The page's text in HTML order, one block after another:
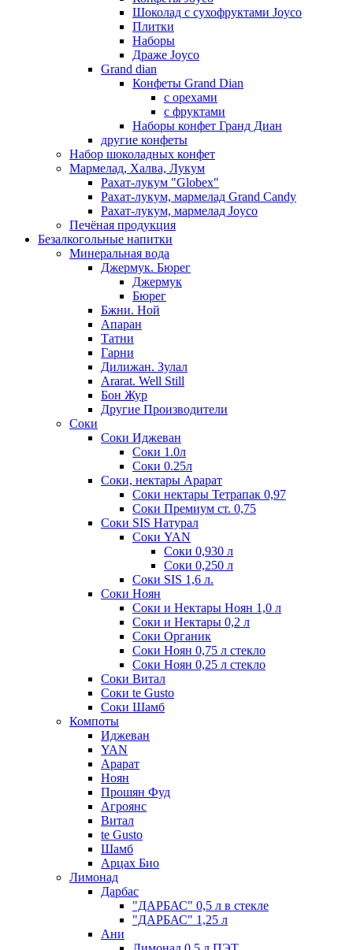
Шоколад с сухофруктами Joyco
Плитки
Наборы
Драже Joyco
Grand dian
Конфеты Grand Dian
с орехами
с фруктами
Наборы конфет Гранд Диан
другие конфеты
Набор шоколадных конфет
Мармелад, Халва, Лукум
Рахат-лукум "Globex"
Рахат-лукум, мармелад Grand Candy
Рахат-лукум, мармелад Joyco
Печёная продукция
Безалкогольные напитки
Минеральная вода
Джермук. Бюрег
Джермук
Бюрег
Бжни. Ной
Апаран
Татни
Гарни
Дилижан. Зулал
Ararat. Well Still
Бон Жур
Другие Производители
Соки
Соки Иджеван
Соки 1.0л
Соки 0.25л
Соки, нектары Арарат
Соки нектары Тетрапак 0,97
Соки Премиум ст. 0,75
Соки SIS Натурал
Соки YAN
Соки 0,930 л
Соки 0,250 л
Соки SIS 1,6 л.
Соки Ноян
Соки и Нектары Ноян 1,0 л
Соки и Нектары 0,2 л
Соки Органик
Соки Ноян 0,75 л стекло
Соки Ноян 0,25 л стекло
Соки Витал
Соки te Gusto
Соки Шамб
Компоты
Иджеван
YAN
Арарат
Ноян
Прошян Фуд
Агроянс
Витал
te Gusto
Шамб
Арцах Био
Лимонад
Дарбас
"ДАРБАС" 0,5 л в стекле
"ДАРБАС" 1,25 л
Ани